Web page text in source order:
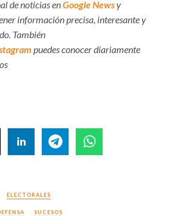
de noticias enGoogle Newsy
información precisa, interesante y
También
puedes conocer diariamente
ELECTORALES
SUCESOS